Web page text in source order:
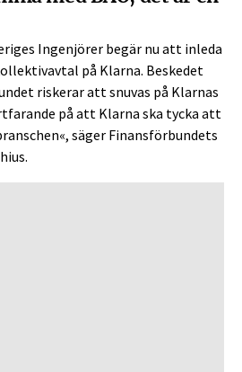
Ingenjörer begär nu att inleda
på Klarna. Beskedet
riskerar att snuvas på Klarnas
på att Klarna ska tycka att
säger Finansförbundets